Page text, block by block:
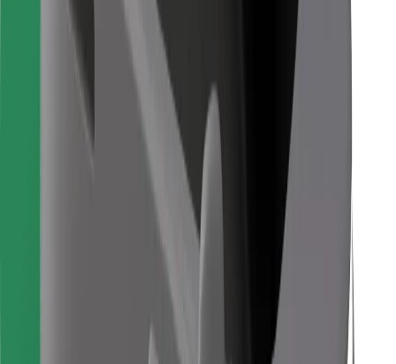
Bolt for Business
Постачальникам
Правила та Умови
Замовляй поїздку за лічені хвилини!
Завантажити застосунок Bolt
Знайди твою улюблену страву чи їжу!
Завантажити застосунок Bolt Food